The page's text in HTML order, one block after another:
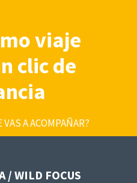
viaje
clic de
A ACOMPAÑAR?
/ WILD FOCUS